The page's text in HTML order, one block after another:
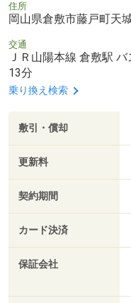
住所
岡山県倉敷市藤戸町天
交通
ＪＲ山陽本線 倉敷駅
13分
乗り換え検索
敷引・償却
更新料
契約期間
カード決済
保証会社